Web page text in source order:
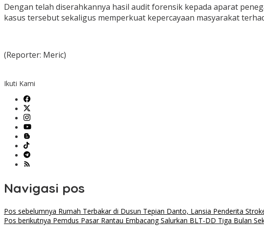
Dengan telah diserahkannya hasil audit forensik kepada aparat
kasus tersebut sekaligus memperkuat kepercayaan masyarakat
(Reporter: Meric)
Ikuti Kami
Navigasi pos
Pos sebelumnya Rumah Terbakar di Dusun Tepian Danto, Lansia Penderita
Pos berikutnya Pemdus Pasar Rantau Embacang Salurkan BLT-DD Tiga Bulan